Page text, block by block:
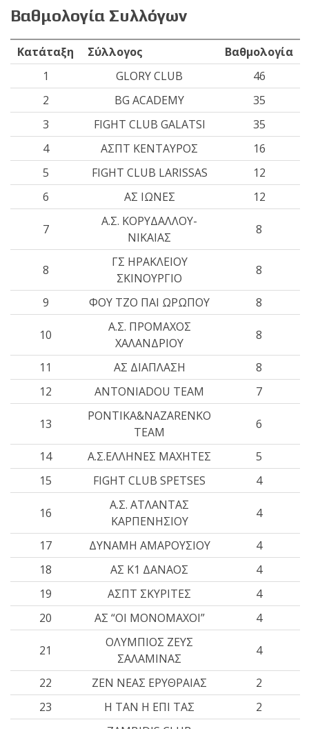
εξετάσεις έγχρωμων
ζωνών!
Με μεγάλη
επιτυχία
πραγματοποιήθηκε το
κλειστό σεμινάριο
Brazilian Jiu-Jitsu με τον
Grand Master Reyson
Gracie στο Fight Club
Κορυφαίος
Βραζιλιάνος προπονητής
Reyson Gracie Red Belt 9th
Degree, σε σεμινάριο BJJ
για λίγους, στο Fight Club
Galatsi..!
Βαθμολογία Συλλόγων
Κατάταξη Σύλλογος
Βαθμολογία
1
GLORY CLUB
46
2
BG ACADEMY
35
3
FIGHT CLUB GALATSI
35
4
ΑΣΠΤ ΚΕΝΤΑΥΡΟΣ
16
5
FIGHT CLUB LARISSAS
12
6
ΑΣ ΙΩΝΕΣ 12
7
Α.Σ. ΚΟΡΥΔΑΛΛΟΥ-
ΝΙΚΑΙΑΣ
8
8
ΓΣ ΗΡΑΚΛΕΙΟΥ
ΣΚΙΝΟΥΡΓΙΟ
8
9 ΦΟΥ ΤΖΟ ΠΑΙ ΩΡΩΠΟΥ 8
10
Α.Σ. ΠΡΟΜΑΧΟΣ
ΧΑΛΑΝΔΡΙΟΥ
8
11 ΑΣ ΔΙΑΠΛΑΣΗ
8
12
ANTONIADOU TEAM 7
13
PONTIKA&NAZARENKO
TEAM
6
14 Α.Σ.ΕΛΛΗΝΕΣ ΜΑΧΗΤΕΣ
5
15
FIGHT CLUB SPETSES 4
16
Α.Σ. ΑΤΛΑΝΤΑΣ
ΚΑΡΠΕΝΗΣΙΟΥ
4
17 ΔΥΝΑΜΗ ΑΜΑΡΟΥΣΙΟΥ
4
18
ΑΣ Κ1 ΔΑΝΑΟΣ
4
19
ΑΣΠΤ ΣΚΥΡΙΤΕΣ
4
20
ΑΣ “ΟΙ ΜΟΝΟΜΑΧΟΙ” 4
21
ΟΛΥΜΠΙΟΣ ΖΕΥΣ
ΣΑΛΑΜΙΝΑΣ
4
22 ΖΕΝ ΝΕΑΣ ΕΡΥΘΡΑΙΑΣ
2
23
Η ΤΑΝ Η ΕΠΙ ΤΑΣ
2